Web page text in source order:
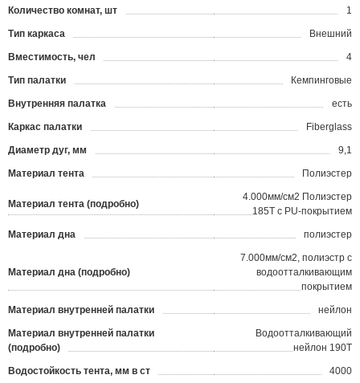
Количество комнат, шт 1
Тип каркаса Внешний
Вместимость, чел 4
Тип палатки Кемпинговые
Внутренняя палатка есть
Каркас палатки Fiberglass
Диаметр дуг, мм 9,1
Материал тента Полиэстер
Материал тента (подробно)
4.000мм/cм2 Полиэстер
185Т с PU-покрытием
Материал дна полиэстер
Материал дна (подробно)
7.000мм/cм2, полиэстр с
водоотталкивающим
покрытием
Материал внутренней палатки нейлон
Материал внутренней палатки
(подробно)
Водоотталкивающий
нейлон 190T
Водостойкость тента, мм в ст 4000